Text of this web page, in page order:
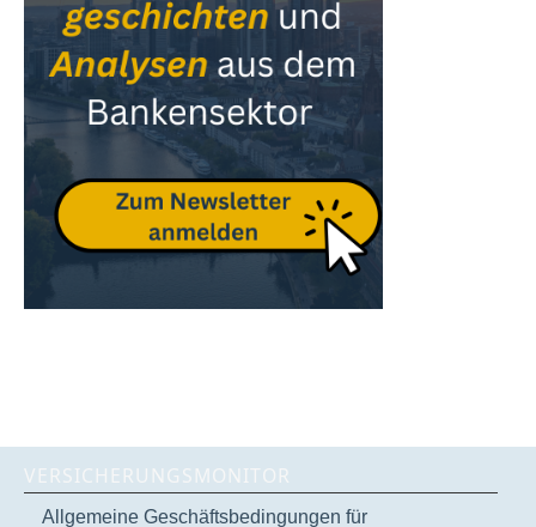
VERSICHERUNGSMONITOR
Allgemeine Geschäftsbedingungen für